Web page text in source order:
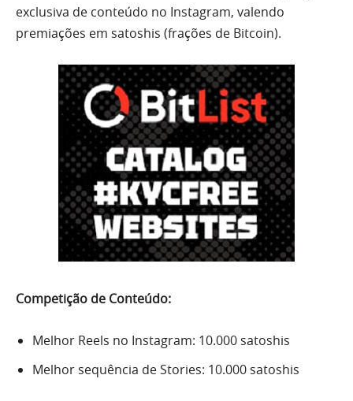
exclusiva de conteúdo no Instagram, valendo
premiações em satoshis (frações de Bitcoin).
Competição de Conteúdo:
Melhor Reels no Instagram: 10.000 satoshis
Melhor sequência de Stories: 10.000 satoshis